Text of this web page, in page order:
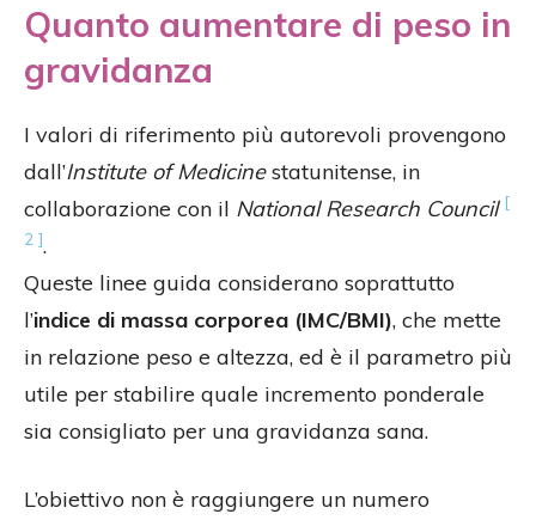
Quanto aumentare di peso in
gravidanza
I valori di riferimento più autorevoli provengono
dall’Institute of Medicinestatunitense, in
collaborazione con il National Research Council [
2 ].
Queste linee guida considerano soprattutto
l’indice di massa corporea (IMC/BMI), che mette
in relazione peso e altezza, ed è il parametro più
utile per stabilire quale incremento ponderale
sia consigliato per una gravidanza sana.
L’obiettivo non è raggiungere un numero